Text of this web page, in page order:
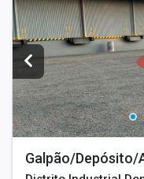
Galpão/Depósito/